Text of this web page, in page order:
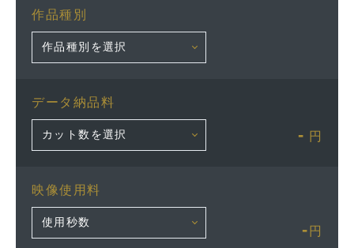
作品種別
データ納品料
- 円
映像使用料
- 円